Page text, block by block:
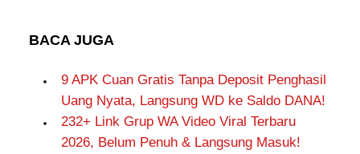
BACA JUGA
9 APK Cuan Gratis Tanpa Deposit Penghasil
Uang Nyata, Langsung WD ke Saldo DANA!
232+ Link Grup WA Video Viral Terbaru
2026, Belum Penuh & Langsung Masuk!